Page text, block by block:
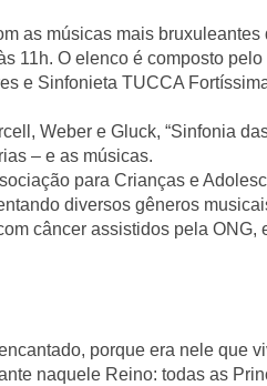
as músicas mais
11h. O elenco é composto
e Sinfonieta TUCCA
Weber e Gluck, “Sinfonia
– e as músicas.
para Crianças e
diversos gêneros
câncer assistidos pela ONG,
porque era nele que
naquele Reino: todas as